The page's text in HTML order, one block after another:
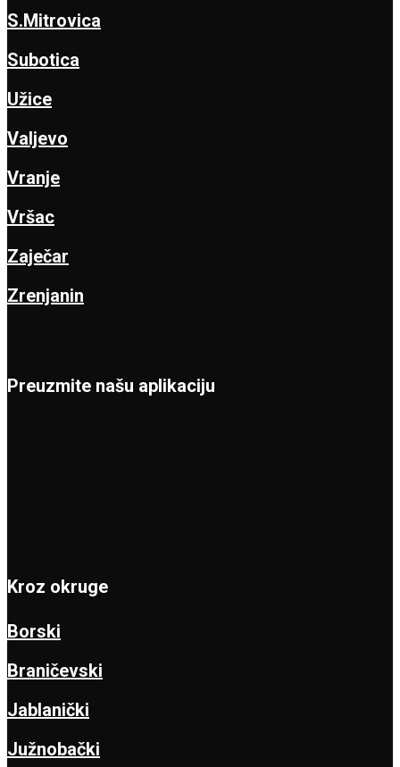
S.Mitrovica
Subotica
Užice
Valjevo
Vranje
Vršac
Zaječar
Zrenjanin
Preuzmite našu aplikaciju
Kroz okruge
Borski
Braničevski
Jablanički
Južnobački